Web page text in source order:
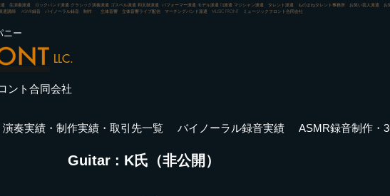
生演奏派遣 ロックバンド派遣 クラシック演奏派遣 ゴスペル派遣 和太鼓派遣 パフォーマー派遣 モデル派遣 DJ派遣 マジシャン派遣 タレント派遣 ものまねタレント事務所 お笑い芸人派遣
遣講師 ASMR録音 バイノーラル録音 制作 立体音響 立体音響ライブ配信 マーチングバンド派遣 MUSIC FRONT ミュージックフロント合同会社
ニー
LLC.
ント合同会社
演奏実績・制作実績・取引先一覧 バイノーラル録音実績 ASMR録音制作・
Guitar : K氏（非公開）